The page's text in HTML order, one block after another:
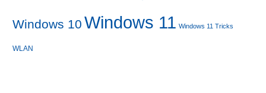
Windows 10 Windows 11 Windows 11 Tricks
WLAN